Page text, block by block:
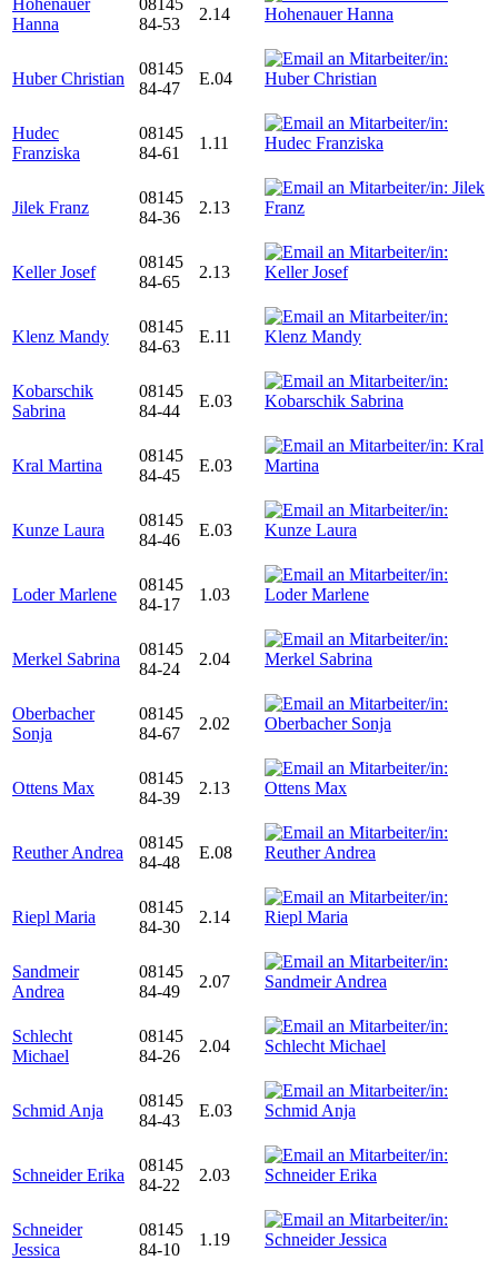
Hohenauer
Hanna
08145
84-53
2.14
Huber Christian
08145
84-47
E.04
Hudec
Franziska
08145
84-61
1.11
Jilek Franz
08145
84-36
2.13
Keller Josef
08145
84-65
2.13
Klenz Mandy
08145
84-63
E.11
Kobarschik
Sabrina
08145
84-44
E.03
Kral Martina
08145
84-45
E.03
Kunze Laura
08145
84-46
E.03
Loder Marlene
08145
84-17
1.03
Merkel Sabrina
08145
84-24
2.04
Oberbacher
Sonja
08145
84-67
2.02
Ottens Max
08145
84-39
2.13
Reuther Andrea
08145
84-48
E.08
Riepl Maria
08145
84-30
2.14
Sandmeir
Andrea
08145
84-49
2.07
Schlecht
Michael
08145
84-26
2.04
Schmid Anja
08145
84-43
E.03
Schneider Erika
08145
84-22
2.03
Schneider
Jessica
08145
84-10
1.19